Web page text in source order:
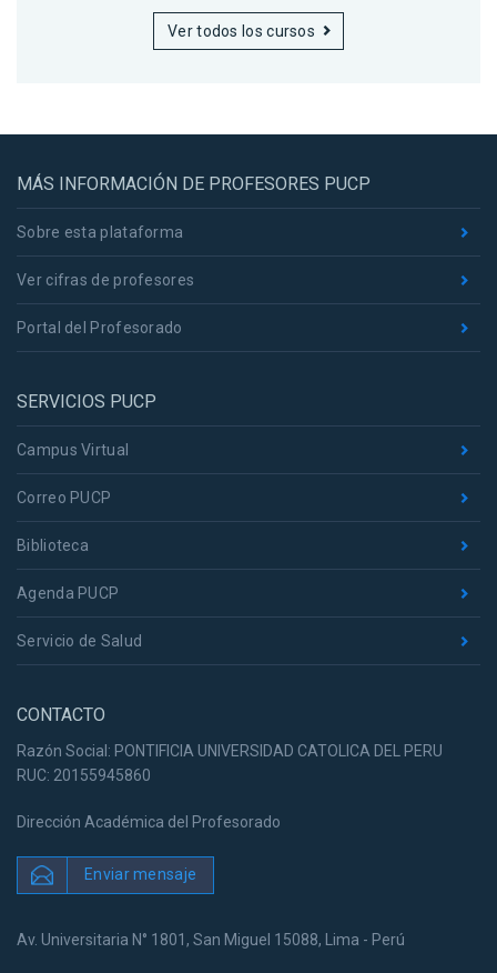
Ver todos los cursos
MÁS INFORMACIÓN DE PROFESORES PUCP
Sobre esta plataforma
Ver cifras de profesores
Portal del Profesorado
SERVICIOS PUCP
Campus Virtual
Correo PUCP
Biblioteca
Agenda PUCP
Servicio de Salud
CONTACTO
Razón Social: PONTIFICIA UNIVERSIDAD CATOLICA DEL PERU
RUC: 20155945860
Dirección Académica del Profesorado
Enviar mensaje
Av. Universitaria N° 1801, San Miguel 15088, Lima - Perú